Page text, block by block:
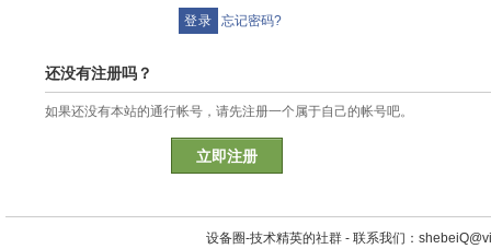
忘记密码?
还没有注册吗？
如果还没有本站的通行帐号，请先注册一个属于自己的帐号吧。
立即注册
设备圈-技术精英的社群 - 联系我们：